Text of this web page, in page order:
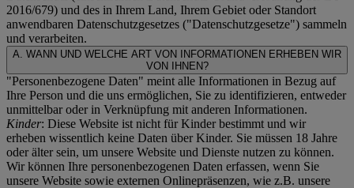
2016/679) und des in Ihrem Land, Ihrem Gebiet oder Standort
anwendbaren Datenschutzgesetzes ("Datenschutzgesetze") sammeln
und verarbeiten.
A. WANN UND WELCHE ART VON INFORMATIONEN ERHEBEN WIR
VON IHNEN?
"Personenbezogene Daten" meint alle Informationen in Bezug auf
Ihre Person und die uns ermöglichen, Sie zu identifizieren, entweder
unmittelbar oder in Verknüpfung mit anderen Informationen.
Kinder: Diese Website ist nicht für Kinder bestimmt und wir
erheben wissentlich keine Daten über Kinder. Sie müssen 18 Jahre
oder älter sein, um unsere Website und Dienste nutzen zu können.
Wir können Ihre personenbezogenen Daten erfassen, wenn Sie
unsere Website sowie externen Onlinepräsenzen, wie z.B. unsere